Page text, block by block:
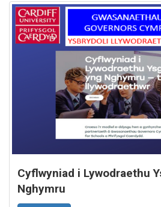
Cyflwyniad i Lywodraethu
Nghymru